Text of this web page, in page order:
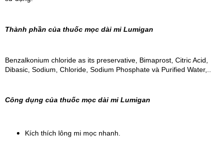
Thành phần của thuốc mọc dài mi Lumigan
Benzalkonium chloride as its preservative, Bimaprost, Citric Acid,
Dibasic, Sodium, Chloride, Sodium Phosphate và Purified Water,..
Công dụng của thuốc mọc dài mi Lumigan
Kích thích lông mi mọc nhanh.